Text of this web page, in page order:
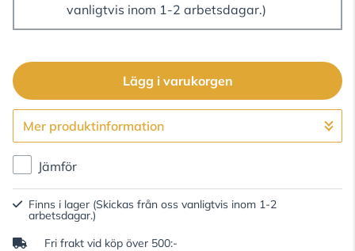
vanligtvis inom 1-2 arbetsdagar.)
Lägg i varukorgen
Gå till kassan
Mer produktinformation
Jämför
Finns i lager (Skickas från oss vanligtvis inom 1-2
arbetsdagar.)
Fri frakt vid köp över 500:-